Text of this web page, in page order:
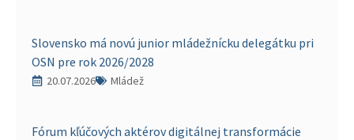
Slovensko má novú junior mládežnícku delegátku pri
OSN pre rok 2026/2028
20.07.2026 Mládež
Fórum kľúčových aktérov digitálnej transformácie